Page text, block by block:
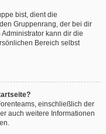
bist, dient die
Gruppenrang, der bei dir
kann dir die
Bereich selbst
einschließlich der
auch weitere Informationen